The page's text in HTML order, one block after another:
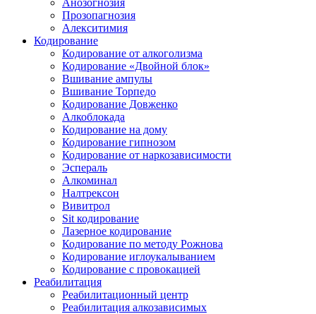
Анозогнозия
Прозопагнозия
Алекситимия
Кодирование
Кодирование от алкоголизма
Кодирование «Двойной блок»
Вшивание ампулы
Вшивание Торпедо
Кодирование Довженко
Алкоблокада
Кодирование на дому
Кодирование гипнозом
Кодирование от наркозависимости
Эспераль
Алкоминал
Налтрексон
Вивитрол
Sit кодирование
Лазерное кодирование
Кодирование по методу Рожнова
Кодирование иглоукалыванием
Кодирование с провокацией
Реабилитация
Реабилитационный центр
Реабилитация алкозависимых